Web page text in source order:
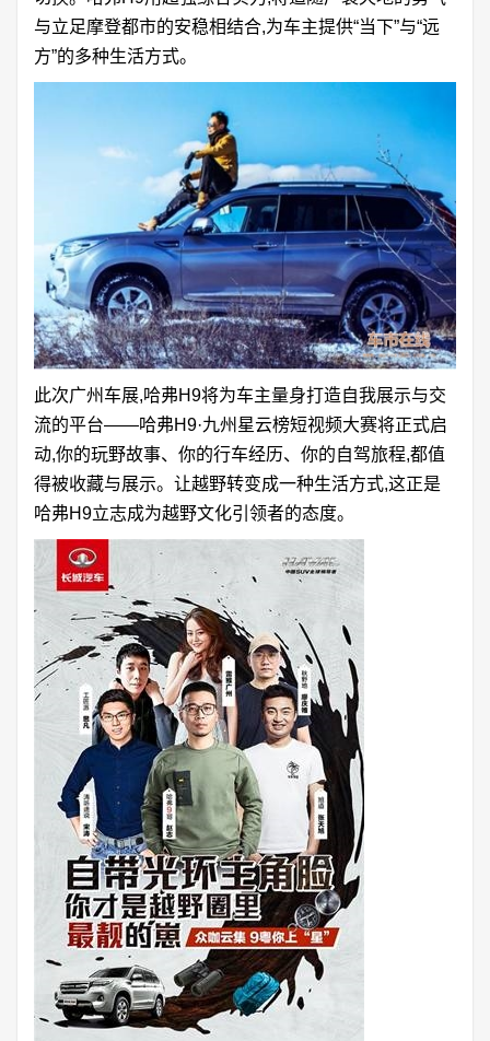
与立足摩登都市的安稳相结合,为车主提供“当下”与“远
方”的多种生活方式。
此次广州车展,哈弗H9将为车主量身打造自我展示与交
流的平台——哈弗H9·九州星云榜短视频大赛将正式启
动,你的玩野故事、你的行车经历、你的自驾旅程,都值
得被收藏与展示。让越野转变成一种生活方式,这正是
哈弗H9立志成为越野文化引领者的态度。